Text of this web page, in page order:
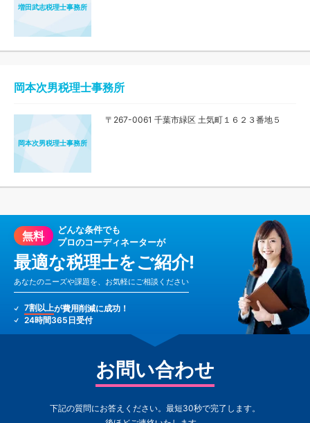
増田武志税理士事務所
岡本次男税理士事務所
岡本次男税理士事務所
〒267-0061 千葉市緑区 土気町１６２３番地５
無料
どんな条件でも
プロのコーディネーターが
最適な税理士をご紹介!
あなたのニーズや課題を、お気軽にご相談ください
7割以上が費用削減に成功！
24時間365日受付
お問い合わせ
下記の質問にお答えください。最短30秒で完了します。